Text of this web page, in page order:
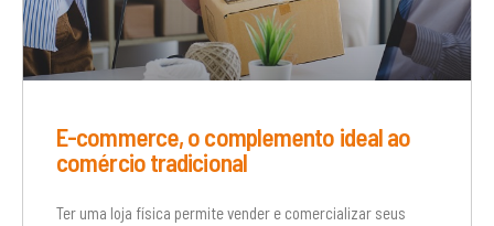
E-commerce, o complemento ideal ao
comércio tradicional
Ter uma loja física permite vender e comercializar seus